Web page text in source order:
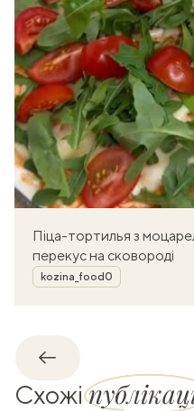
Піца-тортилья з
перекус на сковороді
Автор
kozina_food0
Назад
Схожі